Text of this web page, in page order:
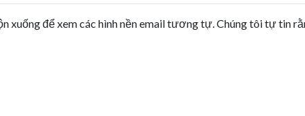
xuống để xem các hình nền email tương tự. Chúng tôi tự tin